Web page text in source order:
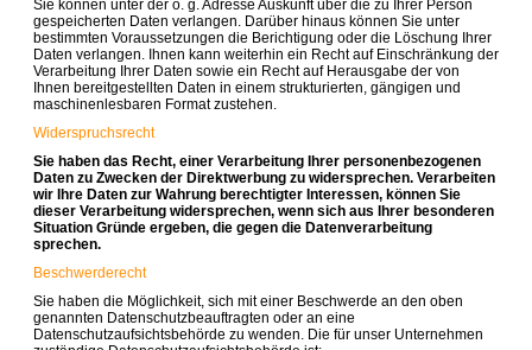
Sie können unter der o. g. Adresse Auskunft über die zu Ihrer Person
gespeicherten Daten verlangen. Darüber hinaus können Sie unter
bestimmten Voraussetzungen die Berichtigung oder die Löschung Ihrer
Daten verlangen. Ihnen kann weiterhin ein Recht auf Einschränkung der
Verarbeitung Ihrer Daten sowie ein Recht auf Herausgabe der von
Ihnen bereitgestellten Daten in einem strukturierten, gängigen und
maschinenlesbaren Format zustehen.
Widerspruchsrecht
Sie haben das Recht, einer Verarbeitung Ihrer personenbezogenen
Daten zu Zwecken der Direktwerbung zu widersprechen. Verarbeiten
wir Ihre Daten zur Wahrung berechtigter Interessen, können Sie
dieser Verarbeitung widersprechen, wenn sich aus Ihrer besonderen
Situation Gründe ergeben, die gegen die Datenverarbeitung
sprechen.
Beschwerderecht
Sie haben die Möglichkeit, sich mit einer Beschwerde an den oben
genannten Datenschutzbeauftragten oder an eine
Datenschutzaufsichtsbehörde zu wenden. Die für unser Unternehmen